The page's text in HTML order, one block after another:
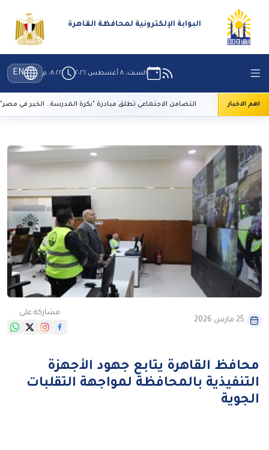
البوابة الإلكترونية لمحافظة القاهرة
السبت، ٨ أغسطس ٢٠٢٦ ٠٨:٢٢ م EN
اهم الاخبار التضامن الاجتماعي تطلق مبادرة "بكرة المدرسة.. الخير في مصر"
25 مارس 2026
مشاركة على
محافظ القاهرة يتابع جهود الأجهزة
التنفيذية بالمحافظة لمواجهة التقلبات
الجوية